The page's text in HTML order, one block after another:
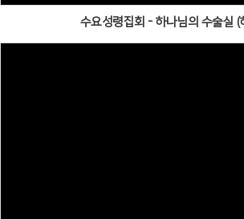
수요성령집회 - 하나님의 수술실 (